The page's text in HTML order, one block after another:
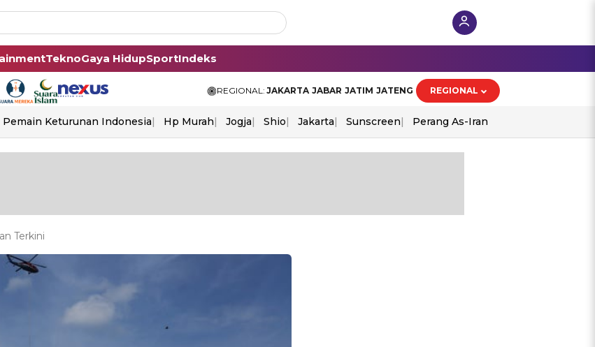
TeknoGaya HidupSportIndeks
REGIONAL: JAKARTA JABAR JATIM JATENG REGIONAL
Pemain Keturunan Indonesia Hp Murah Jogja Shio Jakarta Sunscreen Perang As-Iran
Terkini